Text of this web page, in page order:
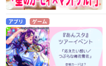
アプリ ゲーム